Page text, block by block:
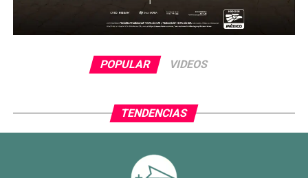
claridad frente al arco. México, por su parte, optó por
administrar la ventaja y buscar espacios al contragolpe.
El cierre del partido incluyó la expulsión de Piero
Hincapié en tiempo agregado, tras una revisión del VAR,
Con este resultado, México no solo avanza de ronda, sino
que también deja atrás una larga racha negativa en
partidos decisivos, ilusionando a su afición con un equipo
POPULAR VIDEOS
TENDENCIAS